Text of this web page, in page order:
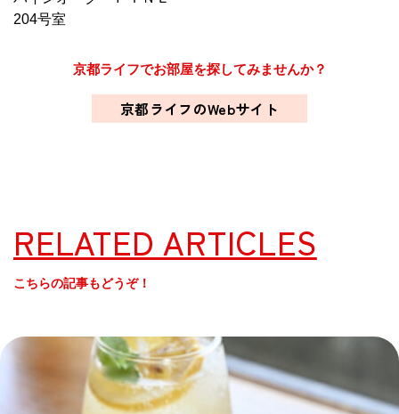
204号室
京都ライフでお部屋を探してみませんか？
京都ライフのWebサイト
RELATED ARTICLES
こちらの記事もどうぞ！